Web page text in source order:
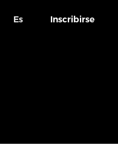
Es Inscribirse